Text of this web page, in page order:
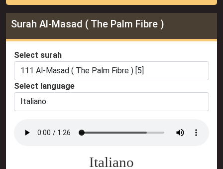
Surah Al-Masad ( The Palm Fibre )
Select surah
Select language
Italiano